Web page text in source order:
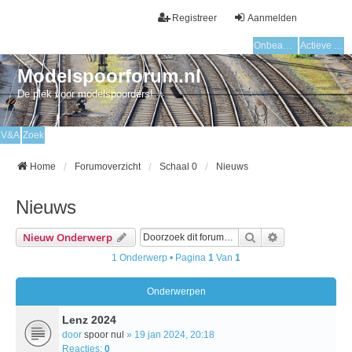
Aanmelden
Registreer
Onbeantwoorde onderwerpen Actieve onderwerpen
Modelspoorforum.nl
De plek voor modelspoorders!
V&A Zoek
Home Forumoverzicht Schaal 0 Nieuws
Nieuws
Nieuw Onderwerp Zoek
1 Onderwerp • Pagina 1 Van 1
Onderwerpen
Lenz 2024
door spoor nul » 19 jan 2024, 20:18
Reacties: 0